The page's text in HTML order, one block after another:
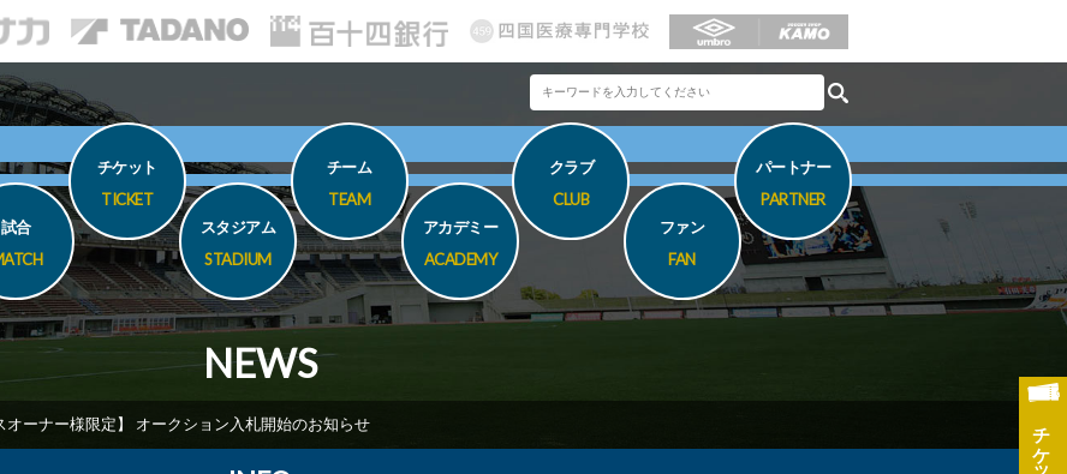
チケット
試合
チケット
TICKET
スタジアム
STADIUM
チーム
TEAM
アカデミー
ACADEMY
クラブ
CLUB
ファン
FAN
パートナー
PARTNER
NEWS
オーナー様限定】 オークション入札開始のお知らせ